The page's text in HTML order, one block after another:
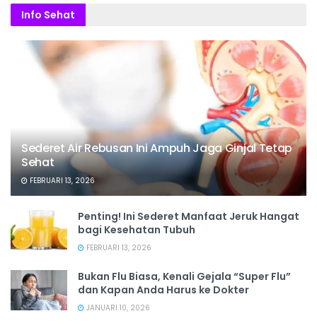
Info Sehat
Sederet Air Rebusan Ini Ampuh Jaga Ginjal Tetap
Sehat
FEBRUARI 13, 2026
Penting! Ini Sederet Manfaat Jeruk Hangat
bagi Kesehatan Tubuh
FEBRUARI 13, 2026
Bukan Flu Biasa, Kenali Gejala “Super Flu”
dan Kapan Anda Harus ke Dokter
JANUARI 10, 2026